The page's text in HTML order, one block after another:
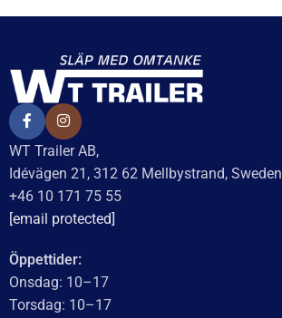
WT Trailer AB,
Idévägen 21, 312 62 Mellbystrand, Sweden
+46 10 171 75 55
[email protected]
Öppettider:
Onsdag: 10–17
Torsdag: 10–17